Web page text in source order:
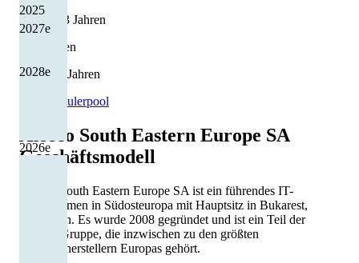
2025
2026e
2027e
2028e
11 von 13 Jahren
Kürzungen
1 von 13 Jahren
Quelle: Eulerpool
Asseco South Eastern Europe SA
Geschäftsmodell
Asseco South Eastern Europe SA ist ein führendes IT-
Unternehmen in Südosteuropa mit Hauptsitz in Bukarest,
Rumänien. Es wurde 2008 gegründet und ist ein Teil der
Asseco-Gruppe, die inzwischen zu den größten
Softwareherstellern Europas gehört.